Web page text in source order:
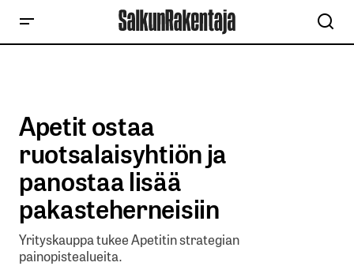
Apetit ostaa
ruotsalaisyhtiön ja
panostaa lisää
pakasteherneisiin
Yrityskauppa tukee Apetitin strategian
painopistealueita.